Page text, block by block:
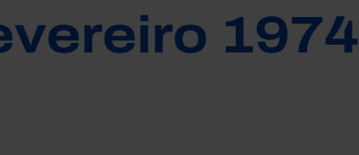
1974